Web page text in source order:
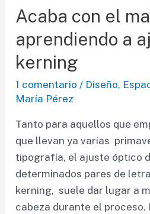
aprender
la
diferencia
entre
y
tracking
Acaba con el
aprendiendo a
kerning
1 comentario / Diseño,
María Pérez
Tanto para aquellos que
que llevan ya varias
tipografía, el ajuste óptico
determinados pares de
kerning, suele dar lugar a
cabeza durante el proceso.